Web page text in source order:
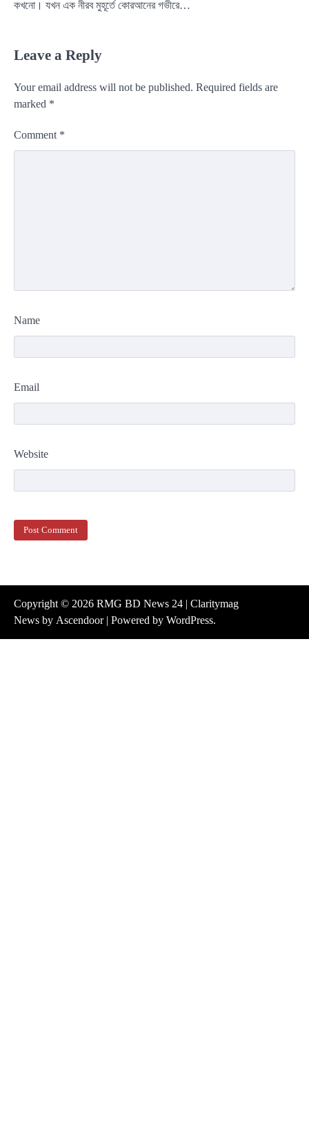
কখনো। যখন এক নীরব মুহূর্তে কোরআনের গভীরে…
Leave a Reply
Your email address will not be published. Required fields are
marked *
Comment *
Name
Email
Website
Copyright © 2026 RMG BD News 24 | Claritymag
News by Ascendoor| Powered by WordPress.